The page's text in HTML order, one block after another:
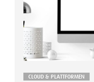
CLOUD & PLATTFORMEN